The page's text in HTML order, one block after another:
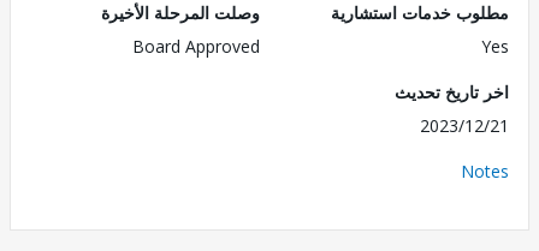
خدمات استشارية
وصلت المرحلة الأخيرة
Board Approved
تحديث
2023/